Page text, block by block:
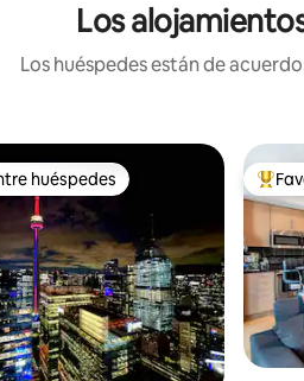
Los
Los huéspedes están de
en Favorito entre huéspedes
huéspedes De